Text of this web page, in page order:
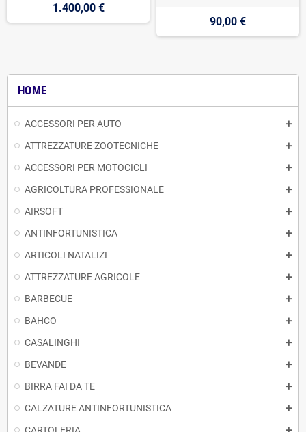
HOME
ACCESSORI PER AUTO
ATTREZZATURE ZOOTECNICHE
ACCESSORI PER MOTOCICLI
AGRICOLTURA PROFESSIONALE
AIRSOFT
ANTINFORTUNISTICA
ARTICOLI NATALIZI
ATTREZZATURE AGRICOLE
BARBECUE
BAHCO
CASALINGHI
BEVANDE
BIRRA FAI DA TE
CALZATURE ANTINFORTUNISTICA
1.400,00 €
90,00 €